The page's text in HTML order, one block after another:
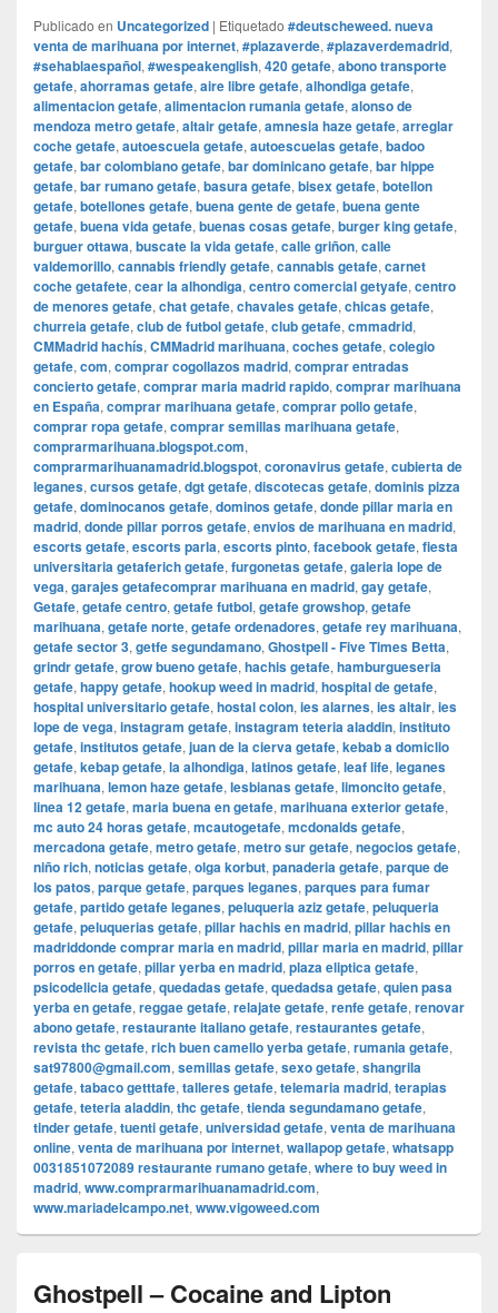
Publicado en Uncategorized | Etiquetado #deutscheweed. nueva
venta de marihuana por internet, #plazaverde, #plazaverdemadrid,
#sehablaespañol, #wespeakenglish, 420 getafe, abono transporte
getafe, ahorramas getafe, aire libre getafe, alhondiga getafe,
alimentacion getafe, alimentacion rumania getafe, alonso de
mendoza metro getafe, altair getafe, amnesia haze getafe, arreglar
coche getafe, autoescuela getafe, autoescuelas getafe, badoo
getafe, bar colombiano getafe, bar dominicano getafe, bar hippe
getafe, bar rumano getafe, basura getafe, bisex getafe, botellon
getafe, botellones getafe, buena gente de getafe, buena gente
getafe, buena vida getafe, buenas cosas getafe, burger king getafe,
burguer ottawa, buscate la vida getafe, calle griñon, calle
valdemorillo, cannabis friendly getafe, cannabis getafe, carnet
coche getafete, cear la alhondiga, centro comercial getyafe, centro
de menores getafe, chat getafe, chavales getafe, chicas getafe,
churreia getafe, club de futbol getafe, club getafe, cmmadrid,
CMMadrid hachís, CMMadrid marihuana, coches getafe, colegio
getafe, com, comprar cogollazos madrid, comprar entradas
concierto getafe, comprar maria madrid rapido, comprar marihuana
en España, comprar marihuana getafe, comprar pollo getafe,
comprar ropa getafe, comprar semillas marihuana getafe,
comprarmarihuana.blogspot.com,
comprarmarihuanamadrid.blogspot, coronavirus getafe, cubierta de
leganes, cursos getafe, dgt getafe, discotecas getafe, dominis pizza
getafe, dominocanos getafe, dominos getafe, donde pillar maria en
madrid, donde pillar porros getafe, envios de marihuana en madrid,
escorts getafe, escorts parla, escorts pinto, facebook getafe, fiesta
universitaria getaferich getafe, furgonetas getafe, galeria lope de
vega, garajes getafecomprar marihuana en madrid, gay getafe,
Getafe, getafe centro, getafe futbol, getafe growshop, getafe
marihuana, getafe norte, getafe ordenadores, getafe rey marihuana,
getafe sector 3, getfe segundamano, Ghostpell - Five Times Betta,
grindr getafe, grow bueno getafe, hachis getafe, hamburgueseria
getafe, happy getafe, hookup weed in madrid, hospital de getafe,
hospital universitario getafe, hostal colon, ies alarnes, ies altair, ies
lope de vega, instagram getafe, instagram teteria aladdin, instituto
getafe, institutos getafe, juan de la cierva getafe, kebab a domiclio
getafe, kebap getafe, la alhondiga, latinos getafe, leaf life, leganes
marihuana, lemon haze getafe, lesbianas getafe, limoncito getafe,
linea 12 getafe, maria buena en getafe, marihuana exterior getafe,
mc auto 24 horas getafe, mcautogetafe, mcdonalds getafe,
mercadona getafe, metro getafe, metro sur getafe, negocios getafe,
niño rich, noticias getafe, olga korbut, panaderia getafe, parque de
los patos, parque getafe, parques leganes, parques para fumar
getafe, partido getafe leganes, peluqueria aziz getafe, peluqueria
getafe, peluquerias getafe, pillar hachis en madrid, pillar hachis en
madriddonde comprar maria en madrid, pillar maria en madrid, pillar
porros en getafe, pillar yerba en madrid, plaza eliptica getafe,
psicodelicia getafe, quedadas getafe, quedadsa getafe, quien pasa
yerba en getafe, reggae getafe, relajate getafe, renfe getafe, renovar
abono getafe, restaurante italiano getafe, restaurantes getafe,
revista thc getafe, rich buen camello yerba getafe, rumania getafe,
sat97800@gmail.com, semillas getafe, sexo getafe, shangrila
getafe, tabaco getttafe, talleres getafe, telemaria madrid, terapias
getafe, teteria aladdin, thc getafe, tienda segundamano getafe,
tinder getafe, tuenti getafe, universidad getafe, venta de marihuana
online, venta de marihuana por internet, wallapop getafe, whatsapp
0031851072089 restaurante rumano getafe, where to buy weed in
madrid, www.comprarmarihuanamadrid.com,
www.mariadelcampo.net, www.vigoweed.com
Ghostpell – Cocaine and Lipton